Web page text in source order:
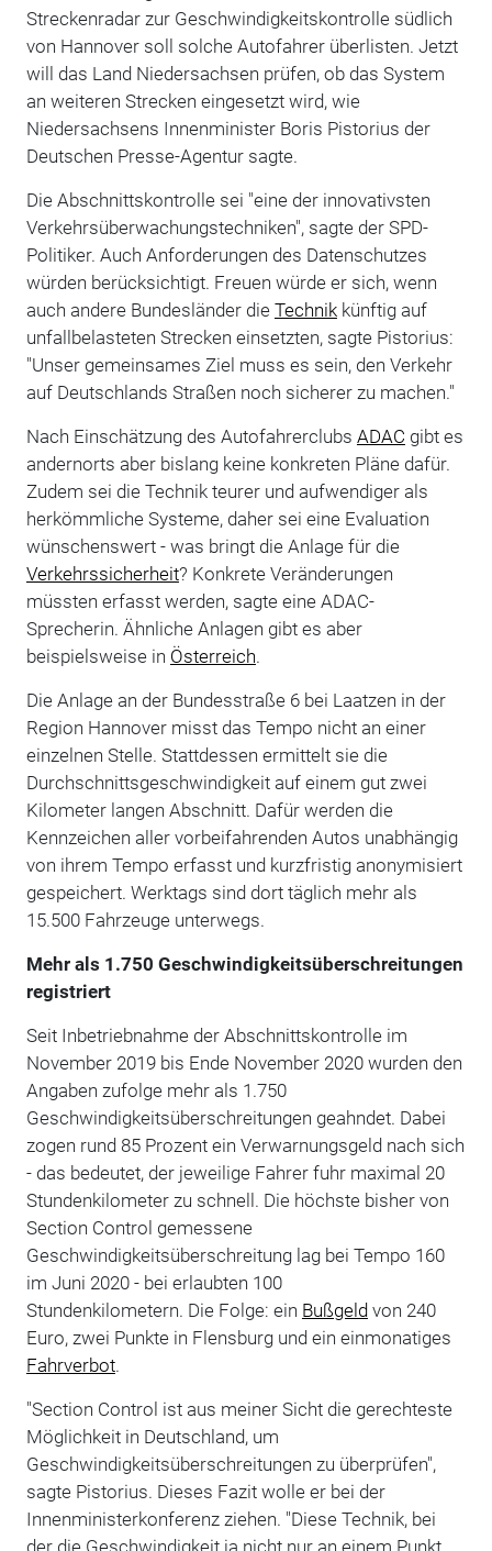
Streckenradar zur Geschwindigkeitskontrolle südlich
von Hannover soll solche Autofahrer überlisten. Jetzt
will das Land Niedersachsen prüfen, ob das System
an weiteren Strecken eingesetzt wird, wie
Niedersachsens Innenminister Boris Pistorius der
Deutschen Presse-Agentur sagte.
Die Abschnittskontrolle sei "eine der innovativsten
Verkehrsüberwachungstechniken", sagte der SPD-
Politiker. Auch Anforderungen des Datenschutzes
würden berücksichtigt. Freuen würde er sich, wenn
auch andere Bundesländer die Technikkünftig auf
unfallbelasteten Strecken einsetzten, sagte Pistorius:
"Unser gemeinsames Ziel muss es sein, den Verkehr
auf Deutschlands Straßen noch sicherer zu machen."
Nach Einschätzung des Autofahrerclubs ADAC gibt es
andernorts aber bislang keine konkreten Pläne dafür.
Zudem sei die Technik teurer und aufwendiger als
herkömmliche Systeme, daher sei eine Evaluation
wünschenswert - was bringt die Anlage für die
Verkehrssicherheit? Konkrete Veränderungen
müssten erfasst werden, sagte eine ADAC-
Sprecherin. Ähnliche Anlagen gibt es aber
beispielsweise in Österreich.
Die Anlage an der Bundesstraße 6 bei Laatzen in der
Region Hannover misst das Tempo nicht an einer
einzelnen Stelle. Stattdessen ermittelt sie die
Durchschnittsgeschwindigkeit auf einem gut zwei
Kilometer langen Abschnitt. Dafür werden die
Kennzeichen aller vorbeifahrenden Autos unabhängig
von ihrem Tempo erfasst und kurzfristig anonymisiert
gespeichert. Werktags sind dort täglich mehr als
15.500 Fahrzeuge unterwegs.
Mehr als 1.750 Geschwindigkeitsüberschreitungen
registriert
Seit Inbetriebnahme der Abschnittskontrolle im
November 2019 bis Ende November 2020 wurden den
Angaben zufolge mehr als 1.750
Geschwindigkeitsüberschreitungen geahndet. Dabei
zogen rund 85 Prozent ein Verwarnungsgeld nach sich
- das bedeutet, der jeweilige Fahrer fuhr maximal 20
Stundenkilometer zu schnell. Die höchste bisher von
Section Control gemessene
Geschwindigkeitsüberschreitung lag bei Tempo 160
im Juni 2020 - bei erlaubten 100
Stundenkilometern. Die Folge: ein Bußgeldvon 240
Euro, zwei Punkte in Flensburg und ein einmonatiges
Fahrverbot.
"Section Control ist aus meiner Sicht die gerechteste
Möglichkeit in Deutschland, um
Geschwindigkeitsüberschreitungen zu überprüfen",
sagte Pistorius. Dieses Fazit wolle er bei der
Innenministerkonferenz ziehen. "Diese Technik, bei
der die Geschwindigkeit ja nicht nur an einem Punkt,